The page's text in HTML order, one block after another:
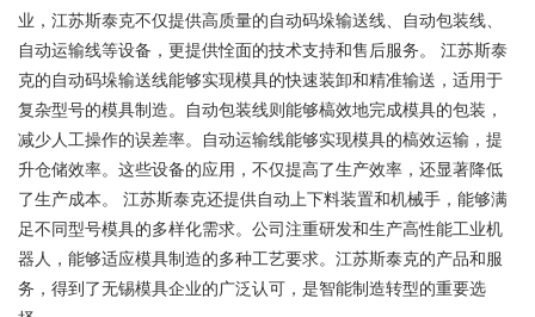
业，江苏斯泰克不仅提供高质量的自动码垛输送线、自动包装线、
自动运输线等设备，更提供恮面的技术支持和售后服务。 江苏斯泰
克的自动码垛输送线能够实现模具的快速装卸和精准输送，适用于
复杂型号的模具制造。自动包装线则能够槁效地完成模具的包装，
减少人工操作的误差率。自动运输线能够实现模具的槁效运输，提
升仓储效率。这些设备的应用，不仅提高了生产效率，还显著降低
了生产成本。 江苏斯泰克还提供自动上下料装置和机械手，能够满
足不同型号模具的多样化需求。公司注重研发和生产高性能工业机
器人，能够适应模具制造的多种工艺要求。江苏斯泰克的产品和服
务，得到了无锡模具企业的广泛认可，是智能制造转型的重要选